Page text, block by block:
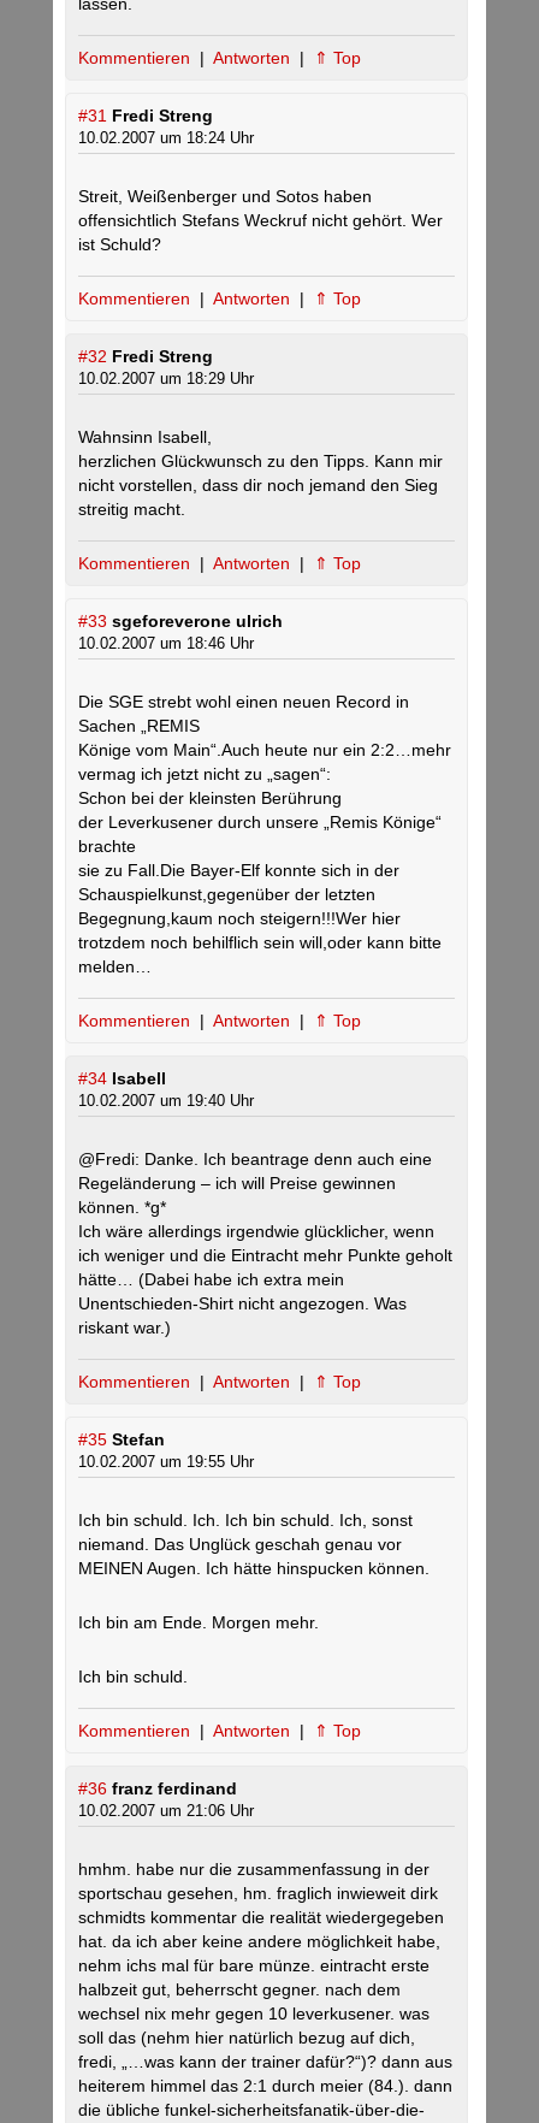
Kommentieren | Antworten | ⇑ Top
#31 Fredi Streng
10.02.2007 um 18:24 Uhr
Streit, Weißenberger und Sotos haben
offensichtlich Stefans Weckruf nicht gehört. Wer
ist Schuld?
Kommentieren | Antworten | ⇑ Top
#32 Fredi Streng
10.02.2007 um 18:29 Uhr
Wahnsinn Isabell,
herzlichen Glückwunsch zu den Tipps. Kann mir
nicht vorstellen, dass dir noch jemand den Sieg
streitig macht.
Kommentieren | Antworten | ⇑ Top
#33 sgeforeverone ulrich
10.02.2007 um 18:46 Uhr
Die SGE strebt wohl einen neuen Record in
Sachen „REMIS
Könige vom Main“.Auch heute nur ein 2:2…mehr
vermag ich jetzt nicht zu „sagen“:
Schon bei der kleinsten Berührung
der Leverkusener durch unsere „Remis Könige“
brachte
sie zu Fall.Die Bayer-Elf konnte sich in der
Schauspielkunst,gegenüber der letzten
Begegnung,kaum noch steigern!!!Wer hier
trotzdem noch behilflich sein will,oder kann bitte
melden…
Kommentieren | Antworten | ⇑ Top
#34 Isabell
10.02.2007 um 19:40 Uhr
@Fredi: Danke. Ich beantrage denn auch eine
Regeländerung – ich will Preise gewinnen
können. *g*
Ich wäre allerdings irgendwie glücklicher, wenn
ich weniger und die Eintracht mehr Punkte geholt
hätte… (Dabei habe ich extra mein
Unentschieden-Shirt nicht angezogen. Was
riskant war.)
Kommentieren | Antworten | ⇑ Top
#35 Stefan
10.02.2007 um 19:55 Uhr
Ich bin schuld. Ich. Ich bin schuld. Ich, sonst
niemand. Das Unglück geschah genau vor
MEINEN Augen. Ich hätte hinspucken können.
Ich bin am Ende. Morgen mehr.
Ich bin schuld.
Kommentieren | Antworten | ⇑ Top
#36 franz ferdinand
10.02.2007 um 21:06 Uhr
hmhm. habe nur die zusammenfassung in der
sportschau gesehen, hm. fraglich inwieweit dirk
schmidts kommentar die realität wiedergegeben
hat. da ich aber keine andere möglichkeit habe,
nehm ichs mal für bare münze. eintracht erste
halbzeit gut, beherrscht gegner. nach dem
wechsel nix mehr gegen 10 leverkusener. was
soll das (nehm hier natürlich bezug auf dich,
fredi, „…was kann der trainer dafür?“)? dann aus
heiterem himmel das 2:1 durch meier (84.). dann
die übliche funkel-sicherheitsfanatik-über-die-